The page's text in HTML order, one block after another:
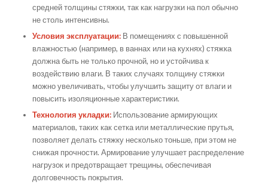
средней толщины стяжки, так как нагрузки на пол обычно
не столь интенсивны.
Условия эксплуатации:В помещениях с повышенной
влажностью (например, в ваннах или на кухнях) стяжка
должна быть не только прочной, но и устойчива к
воздействию влаги. В таких случаях толщину стяжки
можно увеличивать, чтобы улучшить защиту от влаги и
повысить изоляционные характеристики.
Технология укладки:Использование армирующих
материалов, таких как сетка или металлические прутья,
позволяет делать стяжку несколько тоньше, при этом не
снижая прочности. Армирование улучшает распределение
нагрузок и предотвращает трещины, обеспечивая
долговечность покрытия.